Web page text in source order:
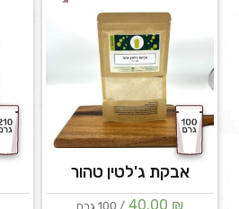
אבקת ג'לטין טהור
40.00 ₪ / 100 גרם